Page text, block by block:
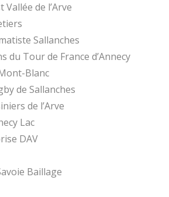
de l’Arve
Sallanches
du Tour de France d’Annecy
Blanc
de Sallanches
de l’Arve
Lac
DAV
Baillage